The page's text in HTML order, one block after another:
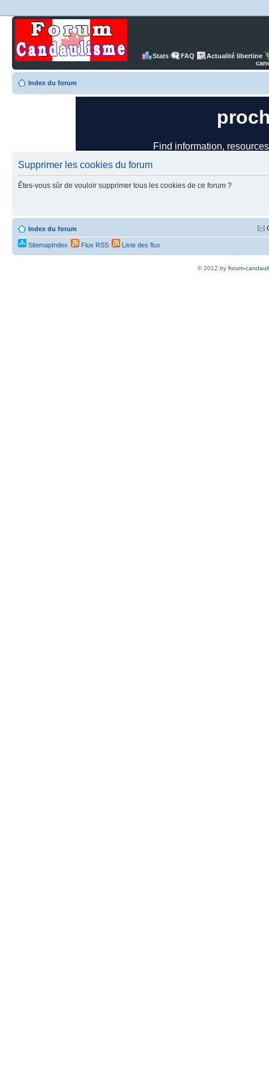
Stats FAQ
Actualité libertine
Index du forum
Supprimer les cookies du forum
Êtes-vous sûr de vouloir supprimer tous les cookies de ce forum ?
Index du forum
SitemapIndex Flux RSS Liste des flux
© 2012 by forum-